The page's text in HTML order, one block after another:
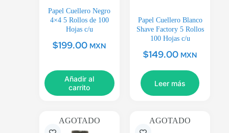
Papel Cuellero Negro
4×4 5 Rollos de 100
Hojas c/u
$199.00 MXN
Añadir al
carrito
Papel Cuellero Blanco
Shave Factory 5 Rollos
100 Hojas c/u
$149.00 MXN
Leer más
AGOTADO AGOTADO